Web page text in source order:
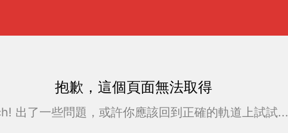
抱歉，這個頁面無法取得
出了一些問題，或許你應該回到正確的軌道上試試...